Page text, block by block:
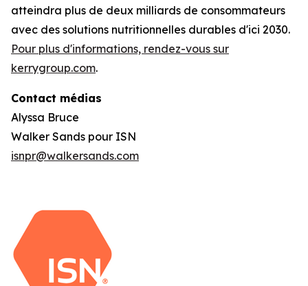
atteindra plus de deux milliards de consommateurs
avec des solutions nutritionnelles durables d'ici 2030.
Pour plus d'informations, rendez-vous sur
kerrygroup.com.
Contact médias
Alyssa Bruce
Walker Sands pour ISN
isnpr@walkersands.com